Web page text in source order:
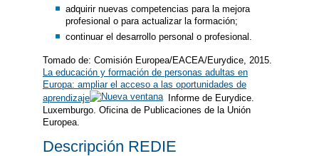
adquirir nuevas competencias para la mejora
profesional o para actualizar la formación;
continuar el desarrollo personal o profesional.
Tomado de: Comisión Europea/EACEA/Eurydice, 2015.
La educación y formación de personas adultas en
Europa: ampliar el acceso a las oportunidades de
aprendizaje
Informe de Eurydice.
Luxemburgo. Oficina de Publicaciones de la Unión
Europea.
Descripción REDIE